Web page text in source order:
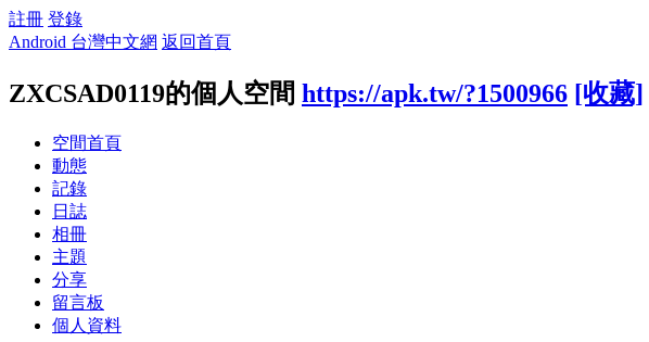
註冊 登錄
Android 台灣中文網 返回首頁
ZXCSAD0119的個人空間 https://apk.tw/?1500966 [收藏]
空間首頁
動態
記錄
日誌
相冊
主題
分享
留言板
個人資料